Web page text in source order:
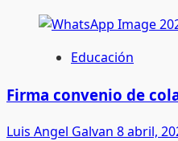
Educación
Firma convenio de
Luis Angel Galvan 8 abril,